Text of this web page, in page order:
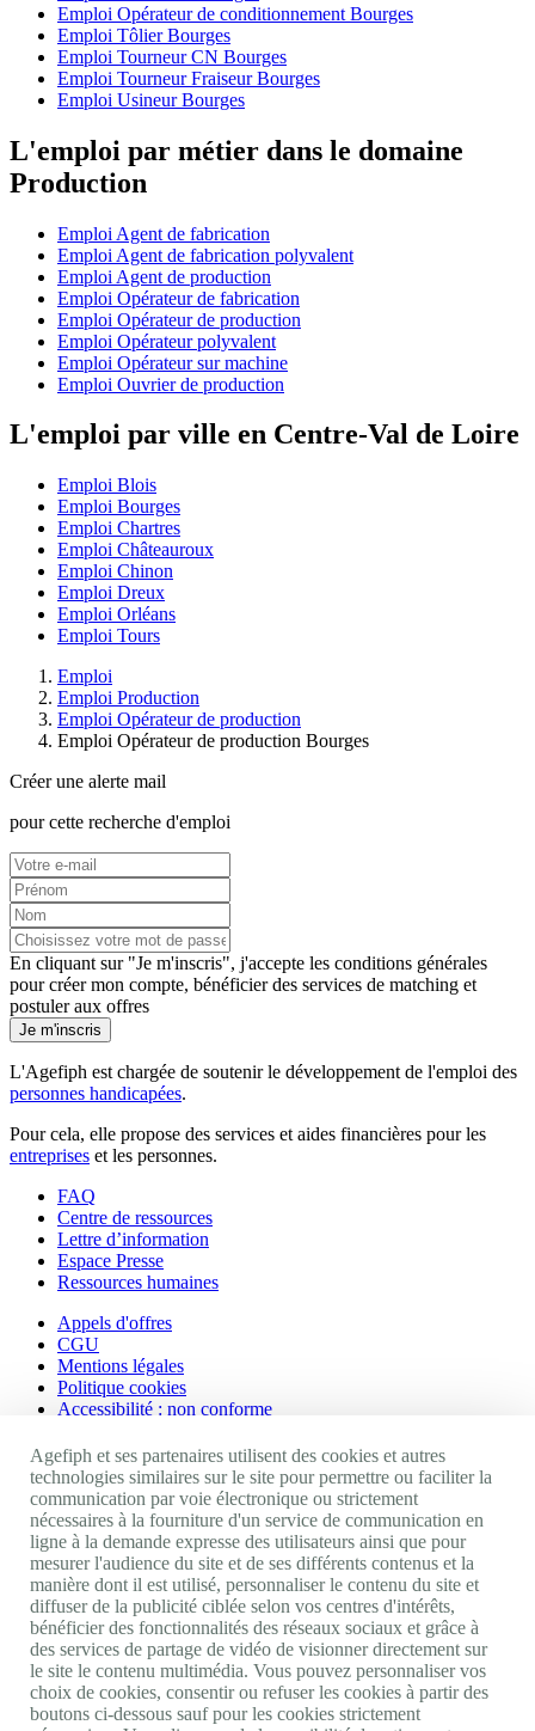
Emploi Opérateur de conditionnement Bourges
Emploi Tôlier Bourges
Emploi Tourneur CN Bourges
Emploi Tourneur Fraiseur Bourges
Emploi Usineur Bourges
L'emploi par métier dans le domaine
Production
Emploi Agent de fabrication
Emploi Agent de fabrication polyvalent
Emploi Agent de production
Emploi Opérateur de fabrication
Emploi Opérateur de production
Emploi Opérateur polyvalent
Emploi Opérateur sur machine
Emploi Ouvrier de production
L'emploi par ville en Centre-Val de Loire
Emploi Blois
Emploi Bourges
Emploi Chartres
Emploi Châteauroux
Emploi Chinon
Emploi Dreux
Emploi Orléans
Emploi Tours
Emploi
Emploi Production
Emploi Opérateur de production
Emploi Opérateur de production Bourges
Créer une alerte mail
pour cette recherche d'emploi
En cliquant sur "Je m'inscris", j'accepte les conditions générales
pour créer mon compte, bénéficier des services de matching et
postuler aux offres
Je m'inscris
L'Agefiph est chargée de soutenir le développement de l'emploi des
personnes handicapées.
Pour cela, elle propose des services et aides financières pour les
entreprises et les personnes.
FAQ
Centre de ressources
Lettre d’information
Espace Presse
Ressources humaines
Appels d'offres
CGU
Mentions légales
Politique cookies
Accessibilité : non conforme
Nos autres sites
Site portail Agefiph
Activateur de progrès
Handinnov
Innovation et recherche
Université du RRH
Service AppuiPro
Nous suivre
Youtube
Agefiph et ses partenaires utilisent des cookies et autres
technologies similaires sur le site pour permettre ou faciliter la
communication par voie électronique ou strictement
nécessaires à la fourniture d'un service de communication en
ligne à la demande expresse des utilisateurs ainsi que pour
mesurer l'audience du site et de ses différents contenus et la
manière dont il est utilisé, personnaliser le contenu du site et
diffuser de la publicité ciblée selon vos centres d'intérêts,
bénéficier des fonctionnalités des réseaux sociaux et grâce à
des services de partage de vidéo de visionner directement sur
le site le contenu multimédia. Vous pouvez personnaliser vos
choix de cookies, consentir ou refuser les cookies à partir des
boutons ci-dessous sauf pour les cookies strictement